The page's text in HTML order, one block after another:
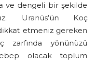
ve dengeli bir şekilde
Uranüs’ün Koç
etmeniz gereken
yönünüzü
olacak toplum